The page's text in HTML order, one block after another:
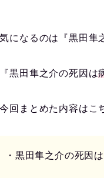
になるのは『黒田隼
黒田隼之介の死因は
回まとめた内容はこ
・黒田隼之介の死因